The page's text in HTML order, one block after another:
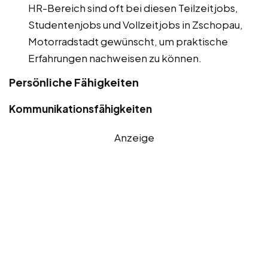
HR-Bereich sind oft bei diesen Teilzeitjobs,
Studentenjobs und Vollzeitjobs in Zschopau,
Motorradstadt gewünscht, um praktische
Erfahrungen nachweisen zu können.
Persönliche Fähigkeiten
Kommunikationsfähigkeiten
Anzeige